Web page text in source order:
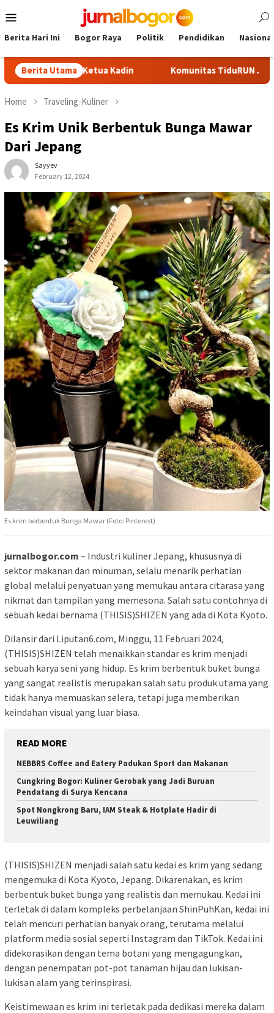
to
Menu
Berita Hari Ini Bogor Raya Politik Pendidikan Nasional
Berita Utama
Calon Ketua Kadin Komunitas TiduRUN Jajal Jalur
Home Traveling-Kuliner
Es Krim Unik Berbentuk Bunga Mawar
Dari Jepang
Sayyev
February 12, 2024
Es krim berbentuk Bunga Mawar (Foto: Pinterest)
jurnalbogor.com – Industri kuliner Jepang, khususnya di
sektor makanan dan minuman, selalu menarik perhatian
global melalui penyatuan yang memukau antara citarasa yang
nikmat dan tampilan yang memesona. Salah satu contohnya di
sebuah kedai bernama (THISIS)SHIZEN yang ada di Kota Kyoto.
Dilansir dari Liputan6.com, Minggu, 11 Februari 2024,
(THISIS)SHIZEN telah menaikkan standar es krim menjadi
sebuah karya seni yang hidup. Es krim berbentuk buket bunga
yang sangat realistis merupakan salah satu produk utama yang
tidak hanya memuaskan selera, tetapi juga memberikan
keindahan visual yang luar biasa.
READ MORE
NEBBRS Coffee and Eatery Padukan Sport dan Makanan
Cungkring Bogor: Kuliner Gerobak yang Jadi Buruan
Pendatang di Surya Kencana
Spot Nongkrong Baru, IAM Steak & Hotplate Hadir di
Leuwiliang
(THISIS)SHIZEN menjadi salah satu kedai es krim yang sedang
mengemuka di Kota Kyoto, Jepang. Dikarenakan, es krim
berbentuk buket bunga yang realistis dan memukau. Kedai ini
terletak di dalam kompleks perbelanjaan ShinPuhKan, kedai ini
telah mencuri perhatian banyak orang, terutama melalui
platform media sosial seperti Instagram dan TikTok. Kedai ini
didekorasikan dengan tema botani yang mengagungkan,
dengan penempatan pot-pot tanaman hijau dan lukisan-
lukisan alam yang terinspirasi.
Keistimewaan es krim ini terletak pada dedikasi mereka dalam